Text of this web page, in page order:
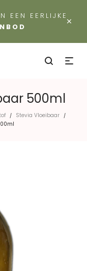
×
EEN EERLIJKE
500ml
/ Stevia Vloeibaar /